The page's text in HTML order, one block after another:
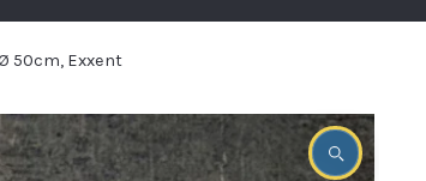
50cm, Exxent